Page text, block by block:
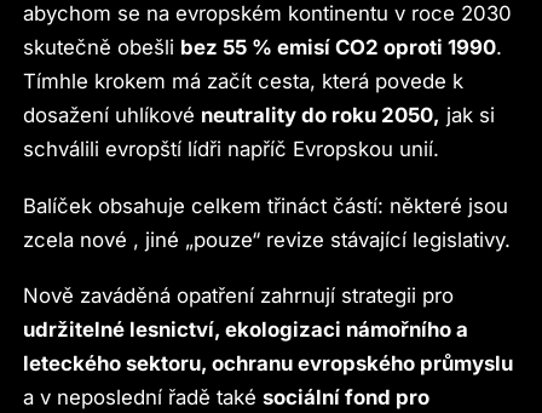
abychom se na evropském kontinentu v roce 2030
skutečně obešli bez 55 % emisí CO2 oproti 1990.
Tímhle krokem má začít cesta, která povede k
dosažení uhlíkové neutrality do roku 2050, jak si
schválili evropští lídři napříč Evropskou unií.
Balíček obsahuje celkem třináct částí: některé jsou
zcela nové , jiné „pouze“ revize stávající legislativy.
Nově zaváděná opatření zahrnují strategii pro
udržitelné lesnictví, ekologizaci námořního a
leteckého sektoru, ochranu evropského průmyslu
a v neposlední řadě takésociální fond pro